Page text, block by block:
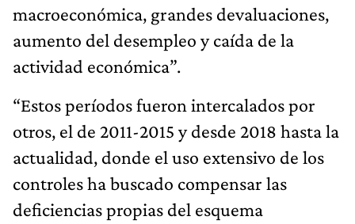
macroeconómica, grandes devaluaciones,
aumento del desempleo y caída de la
actividad económica”.
“Estos períodos fueron intercalados por
otros, el de 2011-2015 y desde 2018 hasta la
actualidad, donde el uso extensivo de los
controles ha buscado compensar las
deficiencias propias del esquema